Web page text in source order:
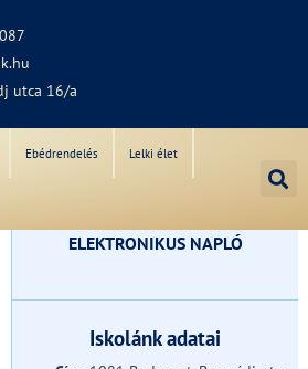
utca 16/a
Ebédrendelés Lelki élet
ELEKTRONIKUS NAPLÓ
Iskolánk adatai